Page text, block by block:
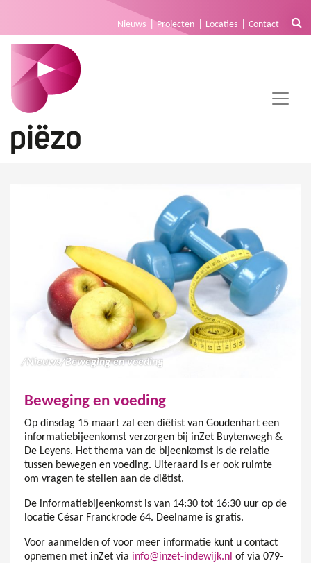
Nieuws Projecten Locaties Contact
/Nieuws/Beweging en voeding
Beweging en voeding
Op dinsdag 15 maart zal een diëtist van Goudenhart een
informatiebijeenkomst verzorgen bij inZet Buytenwegh &
De Leyens. Het thema van de bijeenkomst is de relatie
tussen bewegen en voeding. Uiteraard is er ook ruimte
om vragen te stellen aan de diëtist.
De informatiebijeenkomst is van 14:30 tot 16:30 uur op de
locatie César Franckrode 64. Deelname is gratis.
Voor aanmelden of voor meer informatie kunt u contact
opnemen met inZet via info@inzet-indewijk.nl of via 079-